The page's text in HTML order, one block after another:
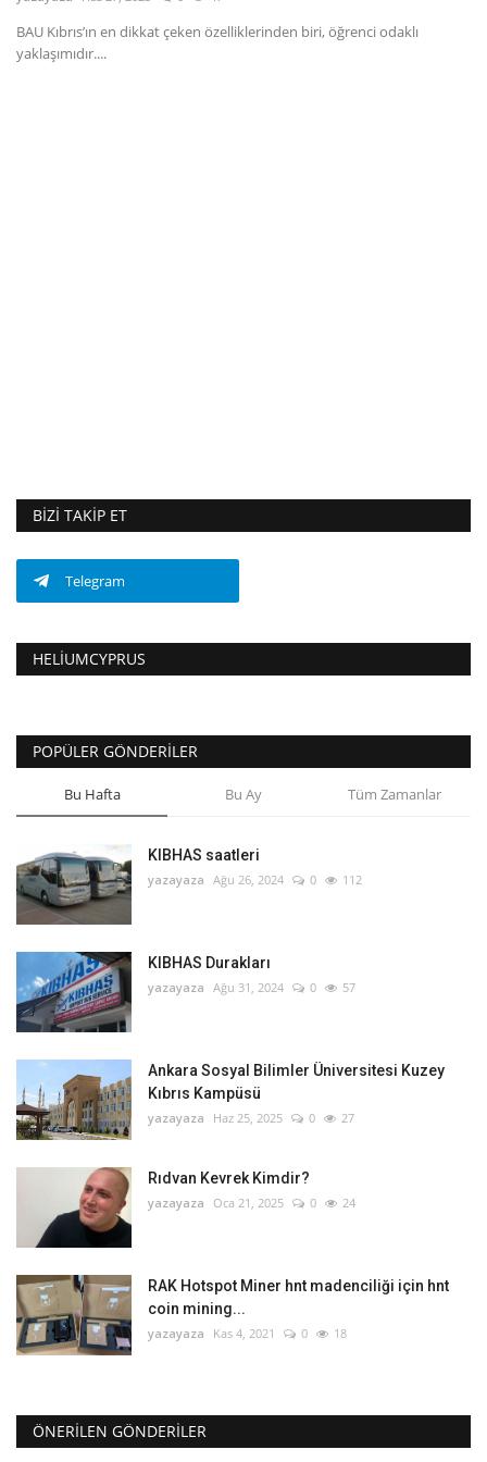
Dil
BAU Kıbrıs’ın en dikkat çeken özelliklerinden biri, öğrenci odaklı
yaklaşımıdır....
BIZI TAKIP ET
Telegram
HELIUMCYPRUS
POPÜLER GÖNDERILER
Bu Hafta Bu Ay Tüm Zamanlar
KIBHAS saatleri
yazayaza Ağu 26, 2024 0 112
KIBHAS Durakları
yazayaza Ağu 31, 2024 0 57
Ankara Sosyal Bilimler Üniversitesi Kuzey
Kıbrıs Kampüsü
yazayaza Haz 25, 2025 0 27
Rıdvan Kevrek Kimdir?
yazayaza Oca 21, 2025 0 24
RAK Hotspot Miner hnt madenciliği için hnt
coin mining...
yazayaza Kas 4, 2021 0 18
ÖNERILEN GÖNDERILER